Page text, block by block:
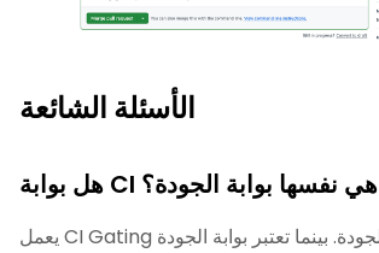
الأسئلة الشائعة
هل بوابة CI هي نفسها بوابة الجودة؟
يعمل CI Gating على أتمتة بوابات الجودة. بينما تعتبر بوابة الجودة